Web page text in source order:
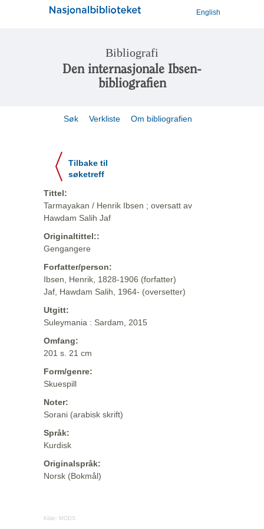
English
Bibliografi
Den internasjonale Ibsen-
bibliografien
Søk Verkliste Om bibliografien
Tilbake til
søketreff
Tittel:
Tarmayakan / Henrik Ibsen ; oversatt av
Hawdam Salih Jaf
Originaltittel::
Gengangere
Forfatter/person:
Ibsen, Henrik, 1828-1906 (forfatter)
Jaf, Hawdam Salih, 1964- (oversetter)
Utgitt:
Suleymania : Sardam, 2015
Omfang:
201 s. 21 cm
Form/genre:
Skuespill
Noter:
Sorani (arabisk skrift)
Språk:
Kurdisk
Originalspråk:
Norsk (Bokmål)
Kilde: MODS